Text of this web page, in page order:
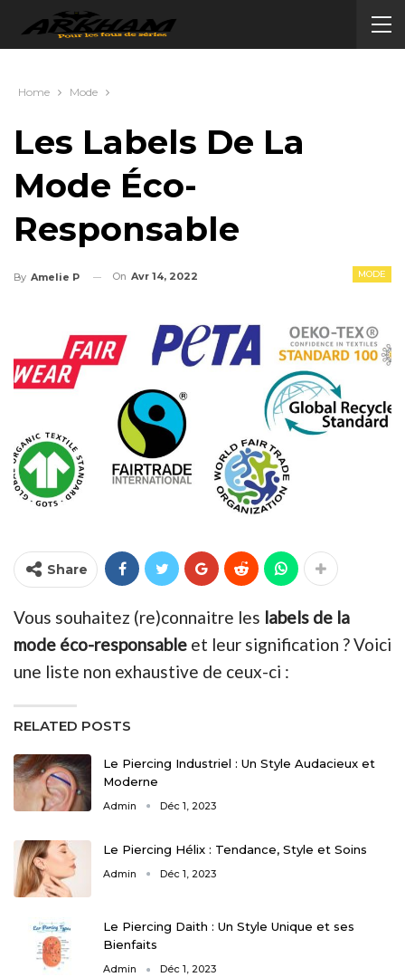
Home Mode
Les Labels De La
Mode Éco-
Responsable
MODE
By Amelie P On Avr 14, 2022
Share
Vous souhaitez (re)connaitre les labels de la
mode éco-responsable et leur signification ? Voici
une liste non exhaustive de ceux-ci :
RELATED POSTS
Le Piercing Industriel : Un Style Audacieux et
Moderne
Admin Déc 1, 2023
Le Piercing Hélix : Tendance, Style et Soins
Admin Déc 1, 2023
Le Piercing Daith : Un Style Unique et ses
Bienfaits
Admin Déc 1, 2023